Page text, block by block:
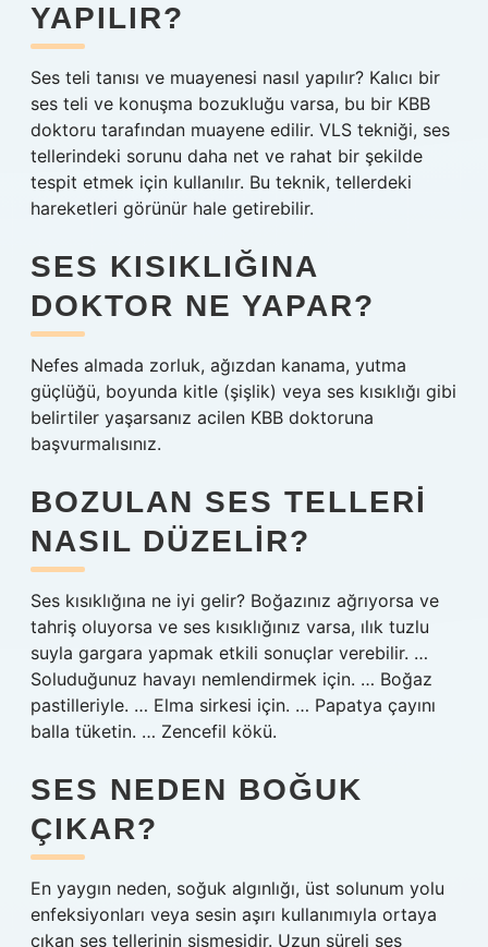
YAPILIR?
Ses teli tanısı ve muayenesi nasıl yapılır? Kalıcı bir
ses teli ve konuşma bozukluğu varsa, bu bir KBB
doktoru tarafından muayene edilir. VLS tekniği, ses
tellerindeki sorunu daha net ve rahat bir şekilde
tespit etmek için kullanılır. Bu teknik, tellerdeki
hareketleri görünür hale getirebilir.
SES KISIKLIĞINA
DOKTOR NE YAPAR?
Nefes almada zorluk, ağızdan kanama, yutma
güçlüğü, boyunda kitle (şişlik) veya ses kısıklığı gibi
belirtiler yaşarsanız acilen KBB doktoruna
başvurmalısınız.
BOZULAN SES TELLERI
NASIL DÜZELIR?
Ses kısıklığına ne iyi gelir? Boğazınız ağrıyorsa ve
tahriş oluyorsa ve ses kısıklığınız varsa, ılık tuzlu
suyla gargara yapmak etkili sonuçlar verebilir. …
Soluduğunuz havayı nemlendirmek için. … Boğaz
pastilleriyle. … Elma sirkesi için. … Papatya çayını
balla tüketin. … Zencefil kökü.
SES NEDEN BOĞUK
ÇIKAR?
En yaygın neden, soğuk algınlığı, üst solunum yolu
enfeksiyonları veya sesin aşırı kullanımıyla ortaya
çıkan ses tellerinin şişmesidir. Uzun süreli ses